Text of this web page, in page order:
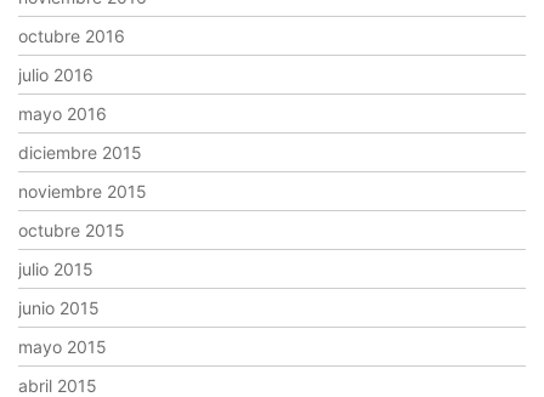
octubre 2016
julio 2016
mayo 2016
diciembre 2015
noviembre 2015
octubre 2015
julio 2015
junio 2015
mayo 2015
abril 2015